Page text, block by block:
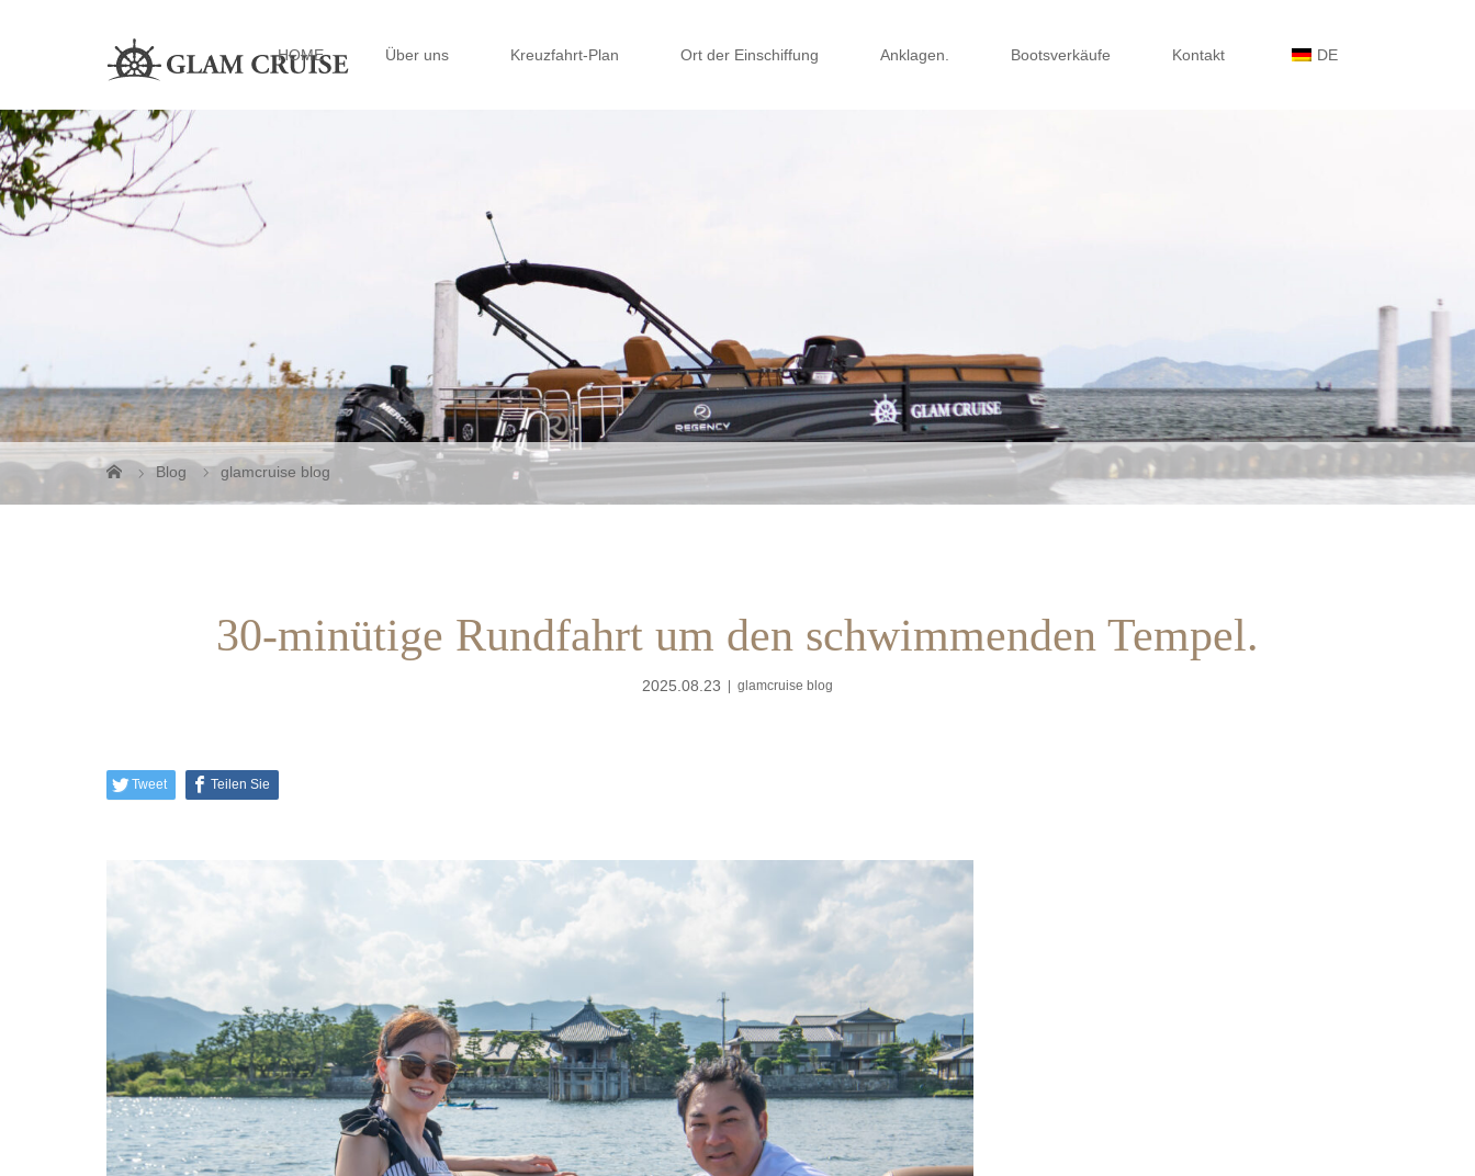
HOME Über uns Kreuzfahrt-Plan Ort der Einschiffung Anklagen. Bootsverkäufe Kontakt DE
Blog glamcruise blog
30-minütige Rundfahrt um den schwimmenden Tempel.
2025.08.23 glamcruise blog
Tweet Teilen Sie